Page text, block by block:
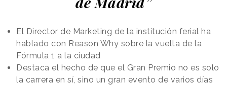
El Director de Marketing de la institución ferial ha
hablado con Reason Why sobre la vuelta de la
Fórmula 1 a la ciudad
Destaca el hecho de que el Gran Premio no es solo
la carrera en sí, sino un gran evento de varios días